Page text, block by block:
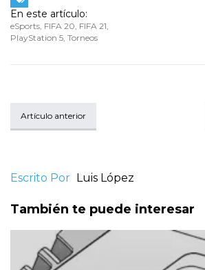
En este artículo:
eSports FIFA 20 FIFA 21
PlayStation 5 Torneos
Artículo anterior
Escrito Por Luis López
También te puede interesar